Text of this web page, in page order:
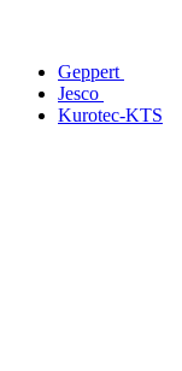
Geppert
Jesco
Kurotec-KTS